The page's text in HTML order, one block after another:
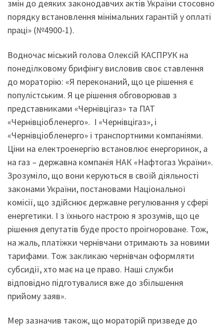
змін до деяких законодавчих актів України стосовно
порядку встановлення мінімальних гарантій у оплаті
праці» (№4900-1).
Водночас міський голова Олексій КАСПРУК на
понеділковому брифінгу висловив своє ставлення
до мораторію: «Я переконаний, що це рішення є
популістським. Я це рішення обговорював з
представниками «Чернівцігаз» та ПАТ
«Чернівціобленерго». І «Чернівцігаз», і
«Чернівціобленерго» і транспортними компаніями.
Ціни на електроенергію встановлює енергоринок, а
на газ – державна компанія НАК «Нафтогаз України».
Зрозуміло, що вони керуються в своїй діяльності
законами України, постановами Національної
комісії, що здійснює державне регулювання у сфері
енергетики. І з їхнього настрою я зрозумів, що це
рішення депутатів буде просто проігнороване. Тож,
на жаль, платіжки чернівчани отримають за новими
тарифами. Тож закликаю чернівчан оформляти
субсидії, хто має на це право. Наші служби
відповідно підготувалися вже до збільшення
прийому заяв».
Мер зазначив також, що мораторій призведе до